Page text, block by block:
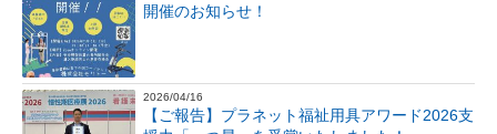
開催のお知らせ！
2026/04/16
【ご報告】プラネット福祉用具アワード2026支